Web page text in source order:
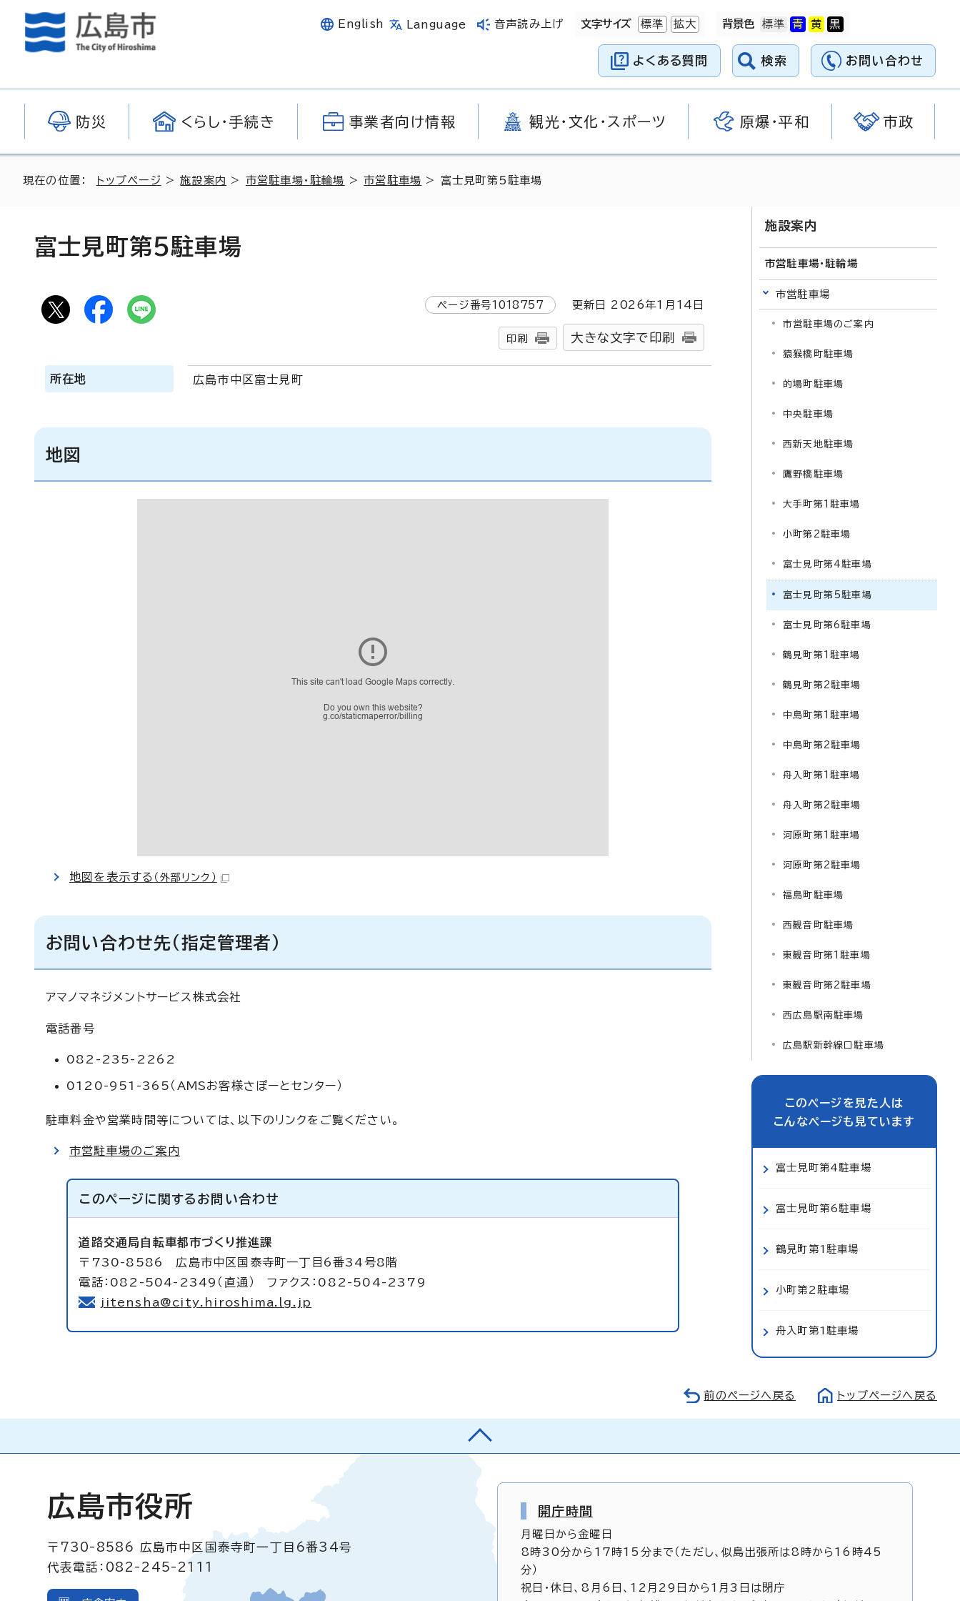
English Language 音声読み上げ 文字サイズ 標準 拡大 背景色
よくある質問 検索 お問い合わせ
防災 くらし・手続き 事業者向け情報 観光・文化・スポーツ 原爆・平和 市政
現在の位置： トップページ >施設案内 > 市営駐車場・駐輪場 >市営駐車場 > 富士見町第5駐車場
富士見町第5駐車場
ページ番号1018757 更新日 2026年1月 14 日
印刷 大きな文字で印刷
所在地 広島市中区富士見町
地図
地図を表示する （外部リンク）
お問い合わせ先（指定管理者）
アマノマネジメントサービス株式会社
電話番号
082-235-2262
0120-951-365（AMSお客様さぽーとセンター）
駐車料金や営業時間等については、以下のリンクをご覧ください。
市営駐車場のご案内
このページに関する お問い合わせ
道路交通局自転車都市づくり推進課
〒730-8586 広島市中区国泰寺町一丁目6番34号8階
電話：082-504-2349（直通） ファクス：082-504-2379
jitensha@city.hiroshima.lg.jp
施設案内
市営駐車場・駐輪場
市営駐車場
市営駐車場のご案内
猿猴橋町駐車場
的場町駐車場
中央駐車場
西新天地駐車場
鷹野橋駐車場
大手町第1駐車場
小町第2駐車場
富士見町第4駐車場
富士見町第5駐車場
富士見町第6駐車場
鶴見町第1駐車場
鶴見町第2駐車場
中島町第1駐車場
中島町第2駐車場
舟入町第1駐車場
舟入町第2駐車場
河原町第1駐車場
河原町第2駐車場
福島町駐車場
西観音町駐車場
東観音町第1駐車場
東観音町第2駐車場
西広島駅南駐車場
広島駅新幹線口駐車場
このページを見た人は
こんなページも見ています
富士見町第4駐車場
富士見町第6駐車場
鶴見町第1駐車場
小町第2駐車場
舟入町第1駐車場
前のページへ戻る トップページへ戻る
広島市役所
〒730-8586
広島市中区国泰寺町一丁目6番34号
代表電話：082-245-2111
開庁時間
月曜日から金曜日
8時30分から17時15分まで（ただし、似島出張所は8時から16時45
分）
祝日・休日、8月6日、12月29日から1月3日は閉庁